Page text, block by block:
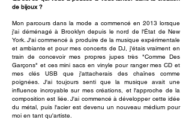
de bijoux ?
Mon parcours dans la mode a commencé en 2013 lorsque
j'ai déménagé à Brooklyn depuis le nord de l'État de New
York. J'ai commencé à produire de la musique expérimentale
et ambiante et pour mes concerts de DJ, j'étais vraiment en
train de concevoir mes propres jupes très "Comme Des
Garçons" et ces mini sacs en vinyle pour ranger mes CD et
mes clés USB que j'attacherais des chaînes comme
poignées. J'ai toujours senti que la musique avait une
influence incroyable sur mes créations, et l'approche de la
composition est liée. J'ai commencé à développer cette idée
du métal, puis l'acier est devenu un nouveau médium pour
moi en tant qu'artiste.